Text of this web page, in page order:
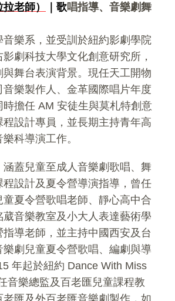
老師） ｜歌唱指導、音樂劇舞
樂系，並受訓於紐約影劇學院
劇科技大學文化創意研究所，
舞台表演背景。現任天工開物
音樂製作人、金革國際唱片年度
擔任 AM 安徒生與莫札特創意
設計專員，並長期主持青年高
科導演工作。
蓋兒童至成人音樂劇歌唱、舞
程設計及夏令營導演指導，曾任
夏令營歌唱老師、靜心高中合
音樂教室及小大人表達藝術學
指導老師，並主持中國西安及台
劇兒童夏令營歌唱、編劇與導
年起於紐約 Dance With Miss
音樂總監及百老匯兒童課程教
匯及外百老匯音樂劇製作，如